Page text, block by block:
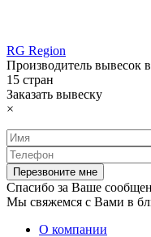
RG Region
Производитель вывесок
15 стран
Заказать вывеску
×
Спасибо за Ваше
Мы свяжемся с Вами в
О компании